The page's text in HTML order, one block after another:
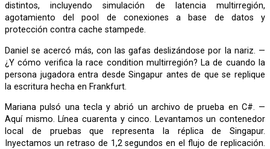
distintos, incluyendo simulación de latencia multirregión,
agotamiento del pool de conexiones a base de datos y
protección contra cache stampede.
Daniel se acercó más, con las gafas deslizándose por la nariz. —
¿Y cómo verifica la race condition multirregión? La de cuando la
persona jugadora entra desde Singapur antes de que se replique
la escritura hecha en Frankfurt.
Mariana pulsó una tecla y abrió un archivo de prueba en C#. —
Aquí mismo. Línea cuarenta y cinco. Levantamos un contenedor
local de pruebas que representa la réplica de Singapur.
Inyectamos un retraso de 1,2 segundos en el flujo de replicación.